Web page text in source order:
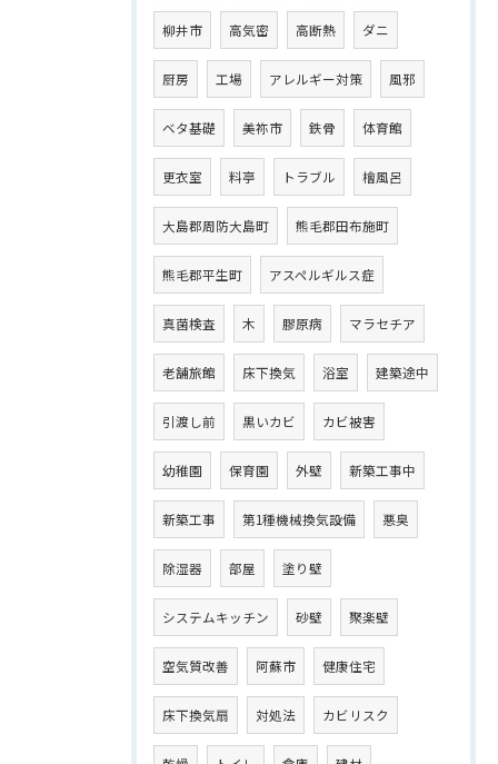
柳井市 高気密 高断熱 ダニ
厨房 工場 アレルギー対策 風邪
ベタ基礎 美祢市 鉄骨 体育館
更衣室 料亭 トラブル 檜風呂
大島郡周防大島町 熊毛郡田布施町
熊毛郡平生町 アスペルギルス症
真菌検査 木 膠原病 マラセチア
老舗旅館 床下換気 浴室 建築途中
引渡し前 黒いカビ カビ被害
幼稚園 保育園 外壁 新築工事中
新築工事 第1種機械換気設備 悪臭
除湿器 部屋 塗り壁
システムキッチン 砂壁 聚楽壁
空気質改善 阿蘇市 健康住宅
床下換気扇 対処法 カビリスク